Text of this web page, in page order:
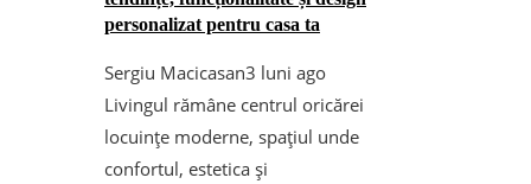
personalizat pentru casa ta
Sergiu Macicasan3 luni ago
Livingul rămâne centrul oricărei
locuințe moderne, spațiul unde
confortul, estetica și